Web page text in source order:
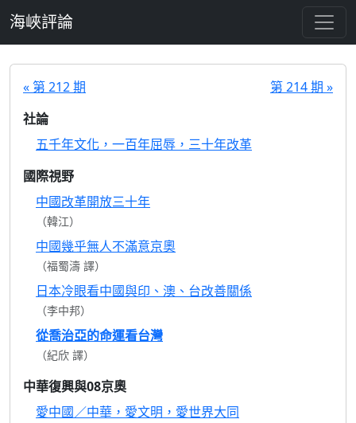
海峽評論
« 第 212 期
第 214 期 »
社論
五千年文化，一百年屈辱，三十年改革
國際視野
中國改革開放三十年
（韓江）
中國幾乎無人不滿意京奧
（福蜀濤 譯）
日本冷眼看中國與印、澳、台改善關係
（李中邦）
從喬治亞的命運看台灣
（紀欣 譯）
中華復興與08京奧
愛中國／中華，愛文明，愛世界大同